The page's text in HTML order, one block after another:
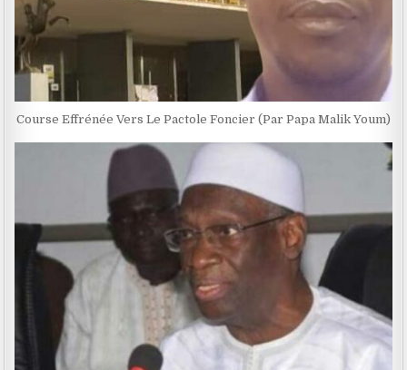
Course Effrénée Vers Le Pactole Foncier (Par Papa Malik Youm)